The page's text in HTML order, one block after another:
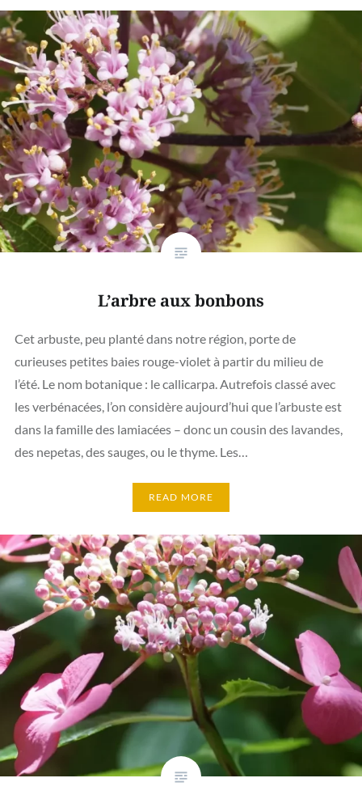
L’arbre aux bonbons
Cet arbuste, peu planté dans notre région, porte de
curieuses petites baies rouge-violet à partir du milieu de
l’été. Le nom botanique : le callicarpa. Autrefois classé avec
les verbénacées, l’on considère aujourd’hui que l’arbuste est
dans la famille des lamiacées – donc un cousin des lavandes,
des nepetas, des sauges, ou le thyme. Les…
READ MORE